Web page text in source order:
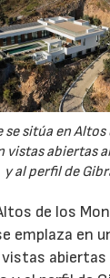
se sitúa en
vistas abiertas
y al perfil de
de los
emplaza en
abiertas